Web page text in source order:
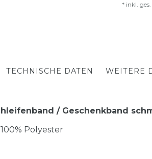
* inkl.
TECHNISCHE DATEN WEITERE
/ Geschenkband
Polyester